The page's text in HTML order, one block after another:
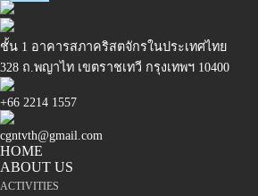
ชั้น 1 อาคารสภาคริสตจักรในประเทศไทย
328 ถ.พญาไท เขตราชเทวี กรุงเทพฯ 10400
+66 2214 1557
cgntvth@gmail.com
HOME
ABOUT US
ACTIVITIES